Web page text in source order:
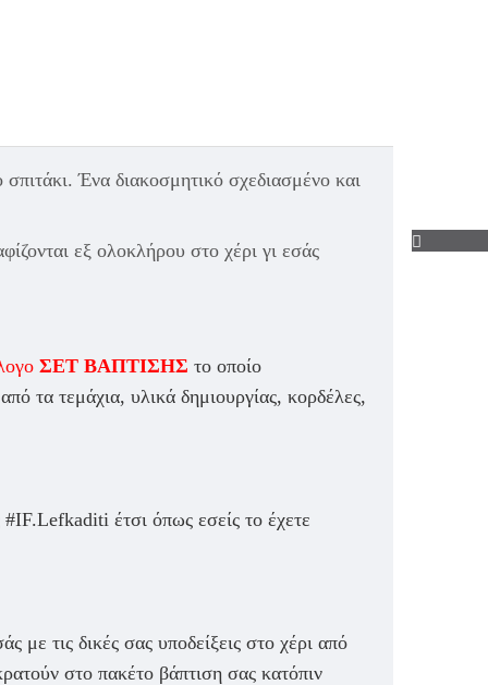
Ένα διακοσμητικό σχεδιασμένο και
εξ ολοκλήρου στο χέρι γι εσάς
ΣΕΤ ΒΑΠΤΙΣΗΣ το οποίο
τα τεμάχια, υλικά δημιουργίας, κορδέλες,
έτσι όπως εσείς το έχετε
με τις δικές σας υποδείξεις στο χέρι από
στο πακέτο βάπτιση σας κατόπιν